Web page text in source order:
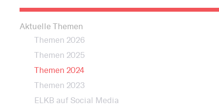
Aktuelle Themen
Themen 2026
Themen 2025
Themen 2024
Themen 2023
ELKB auf Social Media